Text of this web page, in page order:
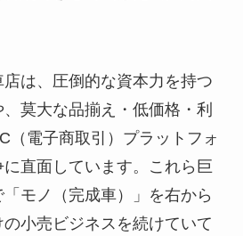
は、圧倒的な資本力を持つ
莫大な品揃え・低価格・利
（電子商取引）プラットフォ
直面しています。これら巨
モノ（完成車）」を右から
小売ビジネスを続けていて